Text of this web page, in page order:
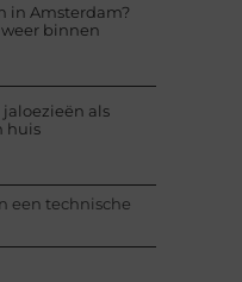
in Amsterdam?
binnen
als
huis
een technische